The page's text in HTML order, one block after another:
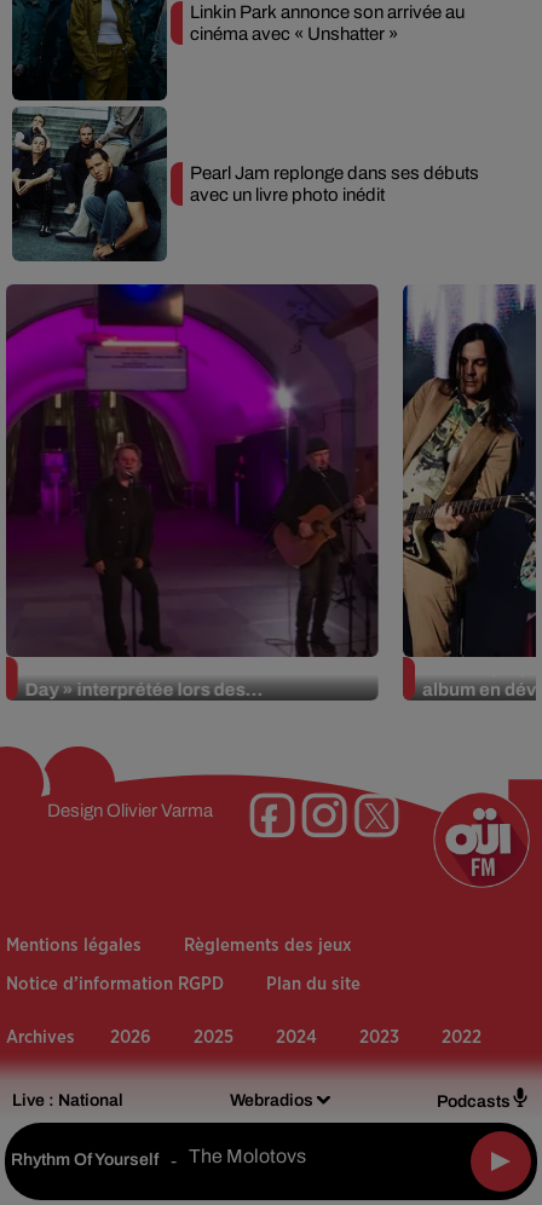
Live : National Webradios Podcasts
Rhythm Of Yourself - The Molotovs
Linkin Park annonce son arrivée au
cinéma avec « Unshatter »
Pearl Jam replonge dans ses débuts
avec un livre photo inédit
Day » interprétée lors des...
album en
Design Olivier Varma
Mentions légales Règlements des jeux
Notice d’information RGPD Plan du site
Archives 2026 2025 2024 2023 2022